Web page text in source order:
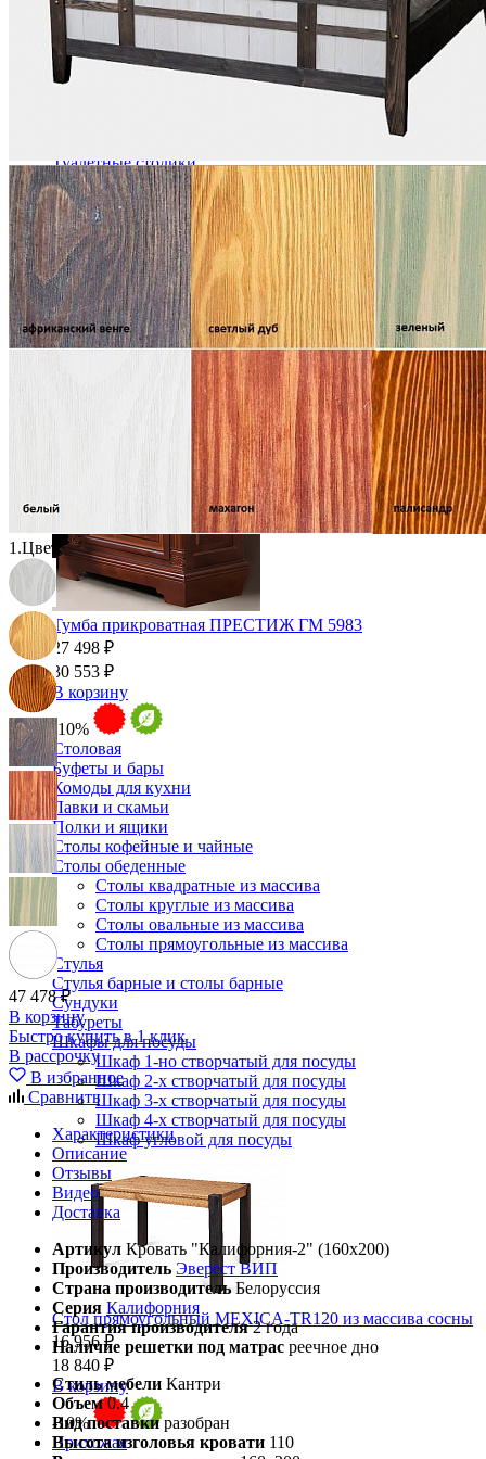
Комоды
Кровати двуспальные
Кровати металлические
Кровати односпальные
Кровати полутороспальные
Туалетные столики
Тумбы прикроватные
Шкафы для одежды
Антресоли на шкаф
Полки и ящики в шкаф для одежды
Шкаф 1-дверный для одежды и белья
Шкафы 2-х дверные для одежды и белья
Шкафы 3-х дверные для одежды и белья
Шкафы 4-х дверные для одежды и белья
Шкафы 5-ти дверные для одежды и белья
Шкафы 6-ти дверные для одежды и белья
Шкафы купе для одежды и белья
Шкафы угловые для одежды и белья
Ящики и короба
Тумба прикроватная ПРЕСТИЖ ГМ 5983
27 498 ₽
30 553 ₽
В корзину
-10%
Столовая
Буфеты и бары
Комоды для кухни
Лавки и скамьи
Полки и ящики
Столы кофейные и чайные
Столы обеденные
Столы квадратные из массива
Столы круглые из массива
Столы овальные из массива
Столы прямоугольные из массива
Стулья
Стулья барные и столы барные
Сундуки
Табуреты
Шкафы для посуды
Шкаф 1-но створчатый для посуды
Шкаф 2-х створчатый для посуды
Шкаф 3-х створчатый для посуды
Шкаф 4-х створчатый для посуды
Шкаф угловой для посуды
Стол прямоугольный MEXICA-TR120 из массива сосны
16 956 ₽
18 840 ₽
В корзину
-10%
Прихожая
1.Цвет:
47 478 ₽
В корзину
Быстро купить в 1 клик
В рассрочку
В избранное
Сравнить
Характеристики
Описание
Отзывы
Видео
Доставка
Артикул Кровать "Калифорния-2" (160х200)
Производитель Эверест ВИП
Страна производитель Белоруссия
Серия Калифорния
Гарантия производителя 2 года
Наличие решетки под матрас реечное дно
Стиль мебели Кантри
Объем 0.4
Вид поставки разобран
Высота изголовья кровати 110